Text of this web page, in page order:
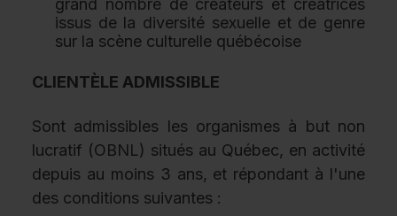
grand nombre de créateurs et créatrices
issus de la diversité sexuelle et de genre
sur la scène culturelle québécoise
CLIENTÈLE ADMISSIBLE
Sont admissibles les organismes à but non
lucratif (OBNL) situés au Québec, en activité
depuis au moins 3 ans, et répondant à l'une
des conditions suivantes :